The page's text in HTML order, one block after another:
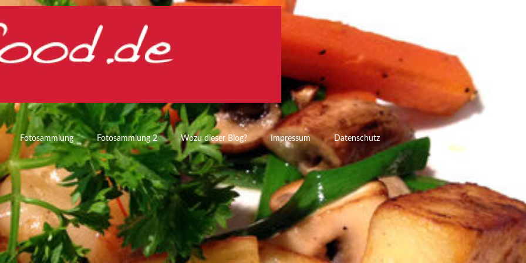
Fotosammlung Fotosammlung 2 Wozu dieser Blog? Impressum Datenschutz